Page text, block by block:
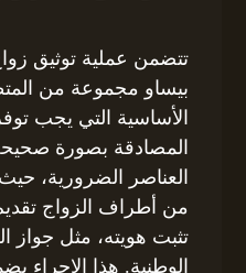
تتضمن عملية توثيق
بيساو مجموعة من
الأساسية التي يجب
المصادقة بصورة
العناصر الضرورية،
من أطراف الزواج
تثبت هويته، مثل جواز
الوطنية. هذا الإجراء